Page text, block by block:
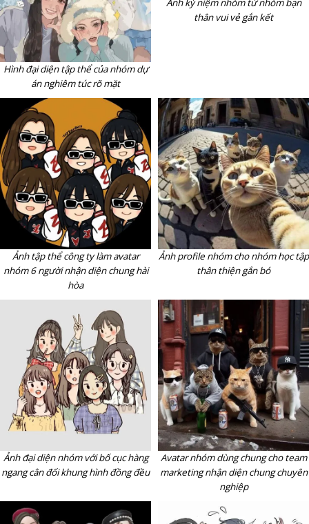
Hình đại diện tập thể của nhóm dự
án nghiêm túc rõ mặt
Ảnh kỷ niệm nhóm từ nhóm bạn
thân vui vẻ gắn kết
Ảnh tập thể công ty làm avatar
nhóm 6 người nhận diện chung hài
hòa
Ảnh profile nhóm cho nhóm học tập
thân thiện gắn bó
Ảnh đại diện nhóm với bố cục hàng
ngang cân đối khung hình đồng đều
Avatar nhóm dùng chung cho team
marketing nhận diện chung chuyên
nghiệp